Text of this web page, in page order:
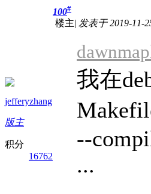
jefferyzhang
版主
积分
16762
100#
楼主| 发表于 2019-11-
我在
--
...